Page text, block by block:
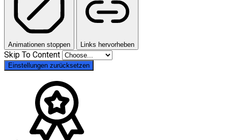
Animationen stoppen Links hervorheben
Skip To Content
Einstellungen zurücksetzen